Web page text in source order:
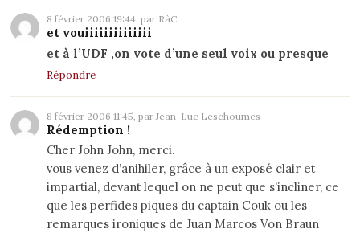
8 février 2006 19:44, par RàC
et vouiiiiiiiiiiiiii
et à l’UDF ,on vote d’une seul voix ou presque
Répondre
8 février 2006 11:45, par Jean-Luc Leschoumes
Rédemption !
Cher John John, merci.
vous venez d’anihiler, grâce à un exposé clair et
impartial, devant lequel on ne peut que s’incliner, ce
que les perfides piques du captain Couk ou les
remarques ironiques de Juan Marcos Von Braun